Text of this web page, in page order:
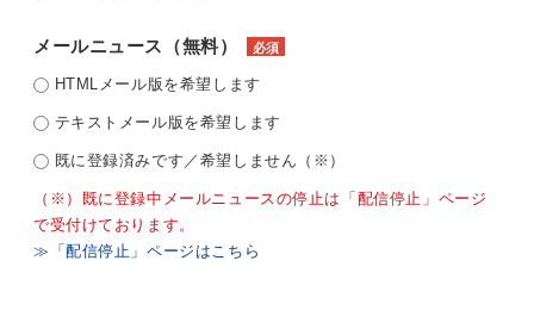
メールニュース（無料） 必須
HTMLメール版を希望します
テキストメール版を希望します
既に登録済みです／希望しません（※）
（※）既に登録中メールニュースの停止は「配信停止」ページ
で受付けております。
≫「配信停止」ページはこちら